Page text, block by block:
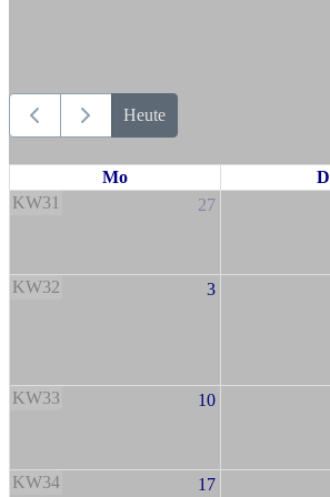
Heute
Mo
KW31
27
KW32 3
KW33 10
KW34 17